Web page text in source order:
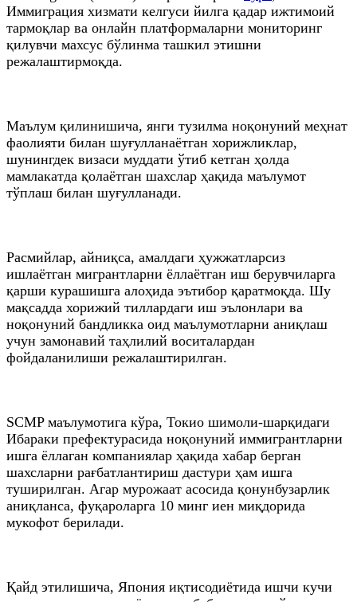
Иммиграция хизмати келгуси йилга қадар ижтимоий
тармоқлар ва онлайн платформаларни мониторинг
қилувчи махсус бўлинма ташкил этишни
режалаштирмоқда.
Маълум қилинишича, янги тузилма ноқонуний меҳнат
фаолияти билан шуғулланаётган хорижликлар,
шунингдек визаси муддати ўтиб кетган ҳолда
мамлакатда қолаётган шахслар ҳақида маълумот
тўплаш билан шуғулланади.
Расмийлар, айниқса, амалдаги ҳужжатларсиз
ишлаётган мигрантларни ёллаётган иш берувчиларга
қарши курашишга алоҳида эътибор қаратмоқда. Шу
мақсадда хорижий тиллардаги иш эълонлари ва
ноқонуний бандликка оид маълумотларни аниқлаш
учун замонавий таҳлилий воситалардан
фойдаланилиши режалаштирилган.
SCMP маълумотига кўра, Токио шимоли-шарқидаги
Ибараки префектурасида ноқонуний иммигрантларни
ишга ёллаган компаниялар ҳақида хабар берган
шахсларни рағбатлантириш дастури ҳам ишга
туширилган. Агар мурожаат асосида қонунбузарлик
аниқланса, фуқароларга 10 минг иен миқдорида
мукофот берилади.
Қайд этилишича, Япония иқтисодиётида ишчи кучи